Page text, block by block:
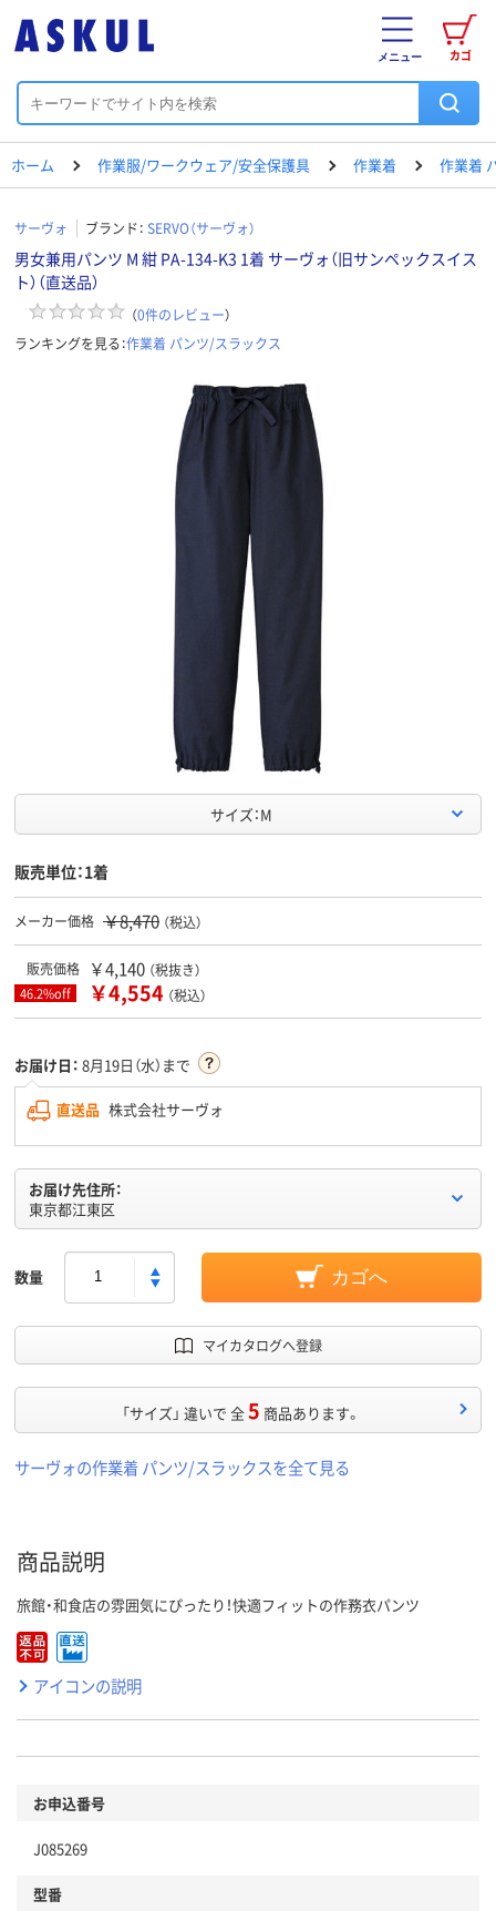
カゴ
メニュー
ホーム 作業服/ワークウェア/安全保護具 作業着 作業着
サーヴォ ブランド： SERVO（サーヴォ）
男女兼用パンツ M 紺 PA-134-K3 1着 サーヴォ（旧サンペックスイス
ト）（直送品）
（0件のレビュー）
ランキングを見る：作業着 パンツ/スラックス
サイズ：M
販売単位：1着
メーカー価格 ￥8,470 （税込）
販売価格 ￥4,140 （税抜き）
46.2%off ￥4,554 （税込）
お届け日： 8月19日（水）まで
直送品 株式会社サーヴォ
お届け先住所：
東京都江東区
数量 カゴへ
マイカタログへ登録
「サイズ」 違いで 全5 商品あります。
サーヴォの作業着 パンツ/スラックスを全て見る
商品説明
旅館・和食店の雰囲気にぴったり！快適フィットの作務衣パンツ
アイコンの説明
お申込番号
J085269
型番